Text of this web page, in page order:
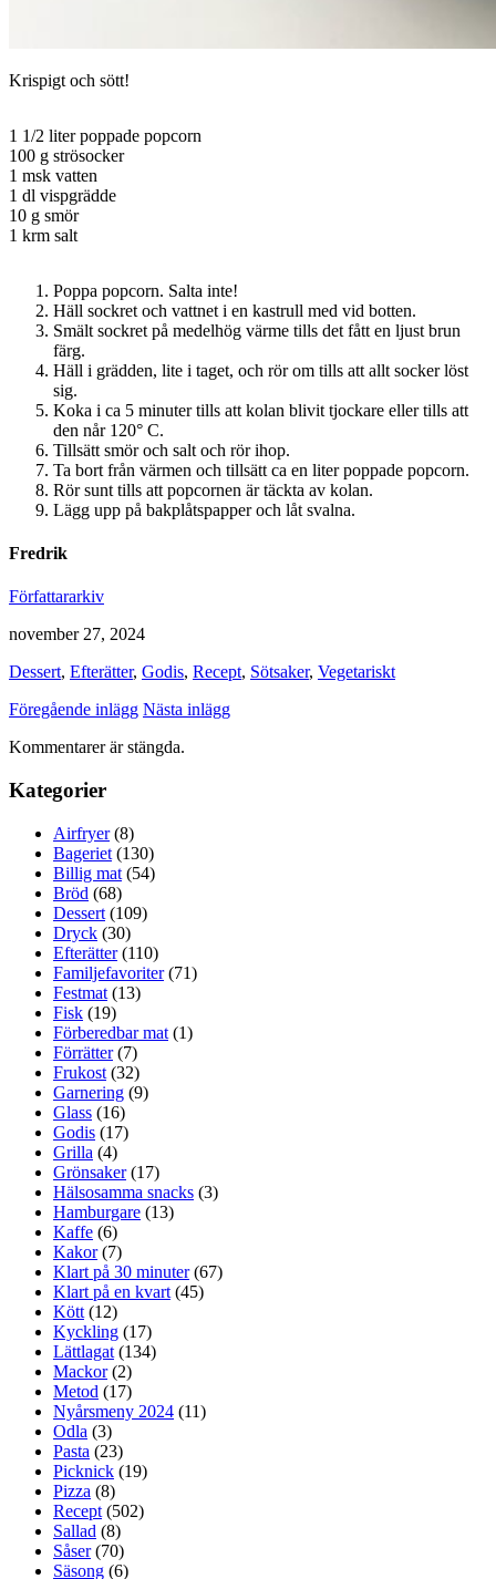
Krispigt och sött!
1 1/2 liter poppade popcorn
100 g strösocker
1 msk vatten
1 dl vispgrädde
10 g smör
1 krm salt
Poppa popcorn. Salta inte!
Häll sockret och vattnet i en kastrull med vid botten.
Smält sockret på medelhög värme tills det fått en ljust brun
färg.
Häll i grädden, lite i taget, och rör om tills att allt socker löst
sig.
Koka i ca 5 minuter tills att kolan blivit tjockare eller tills att
den når 120° C.
Tillsätt smör och salt och rör ihop.
Ta bort från värmen och tillsätt ca en liter poppade popcorn.
Rör sunt tills att popcornen är täckta av kolan.
Lägg upp på bakplåtspapper och låt svalna.
Fredrik
Författararkiv
november 27, 2024
Dessert, Efterätter, Godis, Recept, Sötsaker, Vegetariskt
Föregående inlägg Nästa inlägg
Kommentarer är stängda.
Kategorier
Airfryer(8)
Bageriet (130)
Billig mat (54)
Bröd (68)
Dessert (109)
Dryck (30)
Efterätter(110)
Familjefavoriter(71)
Festmat (13)
Fisk (19)
Förberedbar mat (1)
Förrätter(7)
Frukost (32)
Garnering (9)
Glass (16)
Godis (17)
Grilla (4)
Grönsaker(17)
Hälsosamma snacks (3)
Hamburgare (13)
Kaffe (6)
Kakor(7)
Klart på 30 minuter(67)
Klart på en kvart (45)
Kött (12)
Kyckling (17)
Lättlagat (134)
Mackor(2)
Metod (17)
Nyårsmeny 2024 (11)
Odla (3)
Pasta (23)
Picknick (19)
Pizza (8)
Recept (502)
Sallad (8)
Såser(70)
Säsong (6)